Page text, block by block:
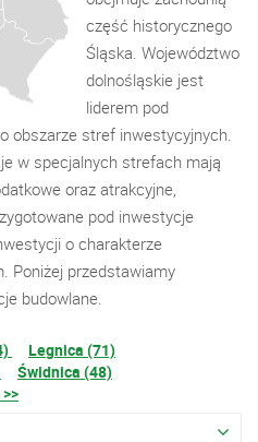
część historycznego
Śląska. Województwo
dolnośląskie jest
liderem pod
obszarze stref inwestycyjnych.
w specjalnych strefach mają
oraz atrakcyjne,
pod inwestycje
o charakterze
Poniżej przedstawiamy
budowlane.
Legnica (71)
Świdnica (48)